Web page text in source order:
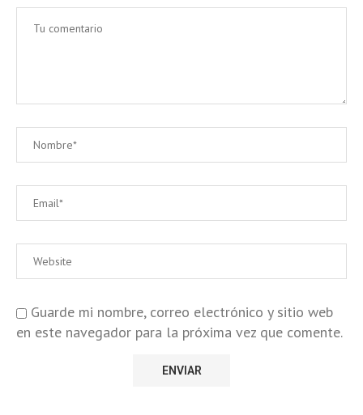
Guarde mi nombre, correo electrónico y sitio web
en este navegador para la próxima vez que comente.